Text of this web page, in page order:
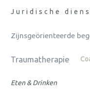
Juridische
Zijnsgeörienteerde
Traumatherapie
Eten & Drinken